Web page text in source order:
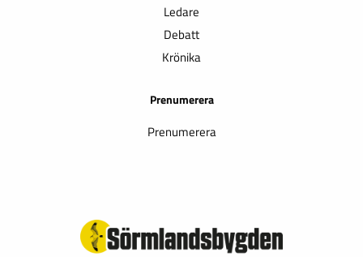
Ledare
Debatt
Krönika
Prenumerera
Prenumerera